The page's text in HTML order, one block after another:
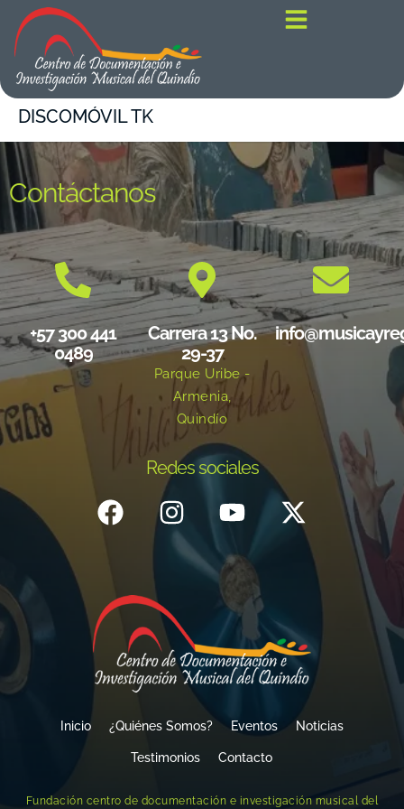
contenido
DISCOMÓVIL TK
Contáctanos
+57 300 441
0489
Carrera 13 No.
29-37
Parque Uribe -
Armenia,
Quindío
Redes sociales
Inicio ¿Quiénes Somos? Eventos Noticias
Testimonios Contacto
Fundación centro de documentación e investigación musical del